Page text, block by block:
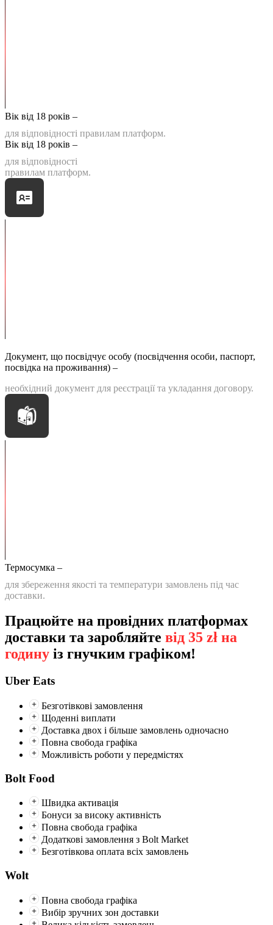
Вік від 18 років –
для відповідності правилам платформ.
Вік від 18 років –
для відповідності
правилам платформ.
Документ, що посвідчує особу (посвідчення особи, паспорт,
посвідка на проживання) –
необхідний документ для реєстрації та укладання договору.
Термосумка –
для збереження якості та температури замовлень під час
доставки.
Працюйте на провідних платформах
доставки та заробляйте від 35 zł на
годину із гнучким графіком!
Uber Eats
Безготівкові замовлення
Щоденні виплати
Доставка двох і більше замовлень одночасно
Повна свобода графіка
Можливість роботи у передмістях
Bolt Food
Швидка активація
Бонуси за високу активність
Повна свобода графіка
Додаткові замовлення з Bolt Market
Безготівкова оплата всіх замовлень
Wolt
Повна свобода графіка
Вибір зручних зон доставки